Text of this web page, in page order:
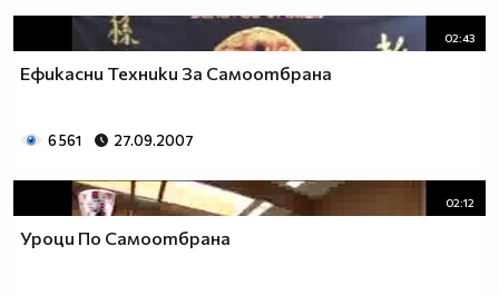
02:43
Ефикасни Техники За Самоотбрана
6 561 27.09.2007
02:12
Уроци По Самоотбрана